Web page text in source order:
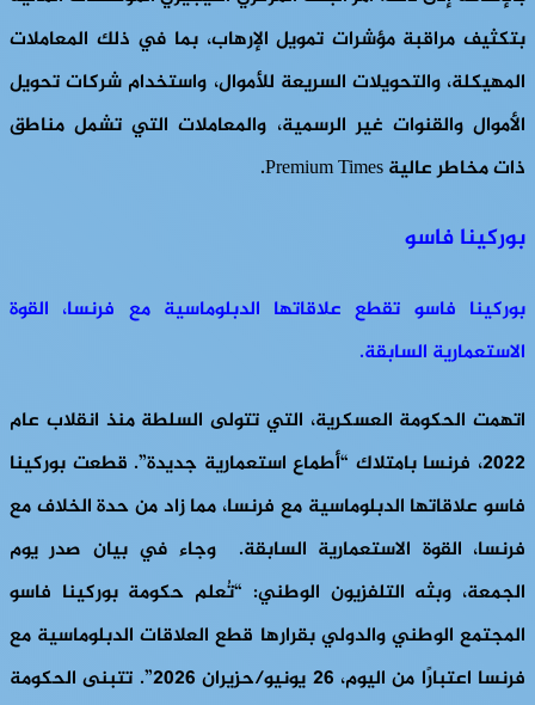
بتكثيف مراقبة مؤشرات تمويل الإرهاب، بما في ذلك المعاملات
المهيكلة، والتحويلات السريعة للأموال، واستخدام شركات تحويل
الأموال والقنوات غير الرسمية، والمعاملات التي تشمل مناطق
ذات مخاطر عالية Premium Times.
بوركينا فاسو
بوركينا فاسو تقطع علاقاتها الدبلوماسية مع فرنسا، القوة
الاستعمارية السابقة.
اتهمت الحكومة العسكرية، التي تتولى السلطة منذ انقلاب عام
2022، فرنسا بامتلاك “أطماع استعمارية جديدة”. قطعت بوركينا
فاسو علاقاتها الدبلوماسية مع فرنسا، مما زاد من حدة الخلاف مع
فرنسا، القوة الاستعمارية السابقة. وجاء في بيان صدر يوم
الجمعة، وبثه التلفزيون الوطني: “تُعلم حكومة بوركينا فاسو
المجتمع الوطني والدولي بقرارها قطع العلاقات الدبلوماسية مع
فرنسا اعتبارًا من اليوم، 26 يونيو/حزيران 2026”. تتبنى الحكومة